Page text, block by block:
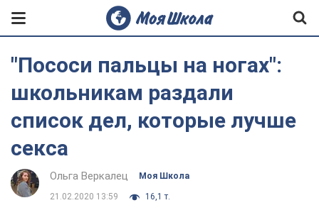
"Пососи пальцы на ногах":
школьникам раздали
список дел, которые лучше
секса
Ольга Веркалец Моя Школа
21.02.2020 13:59 16,1 т.